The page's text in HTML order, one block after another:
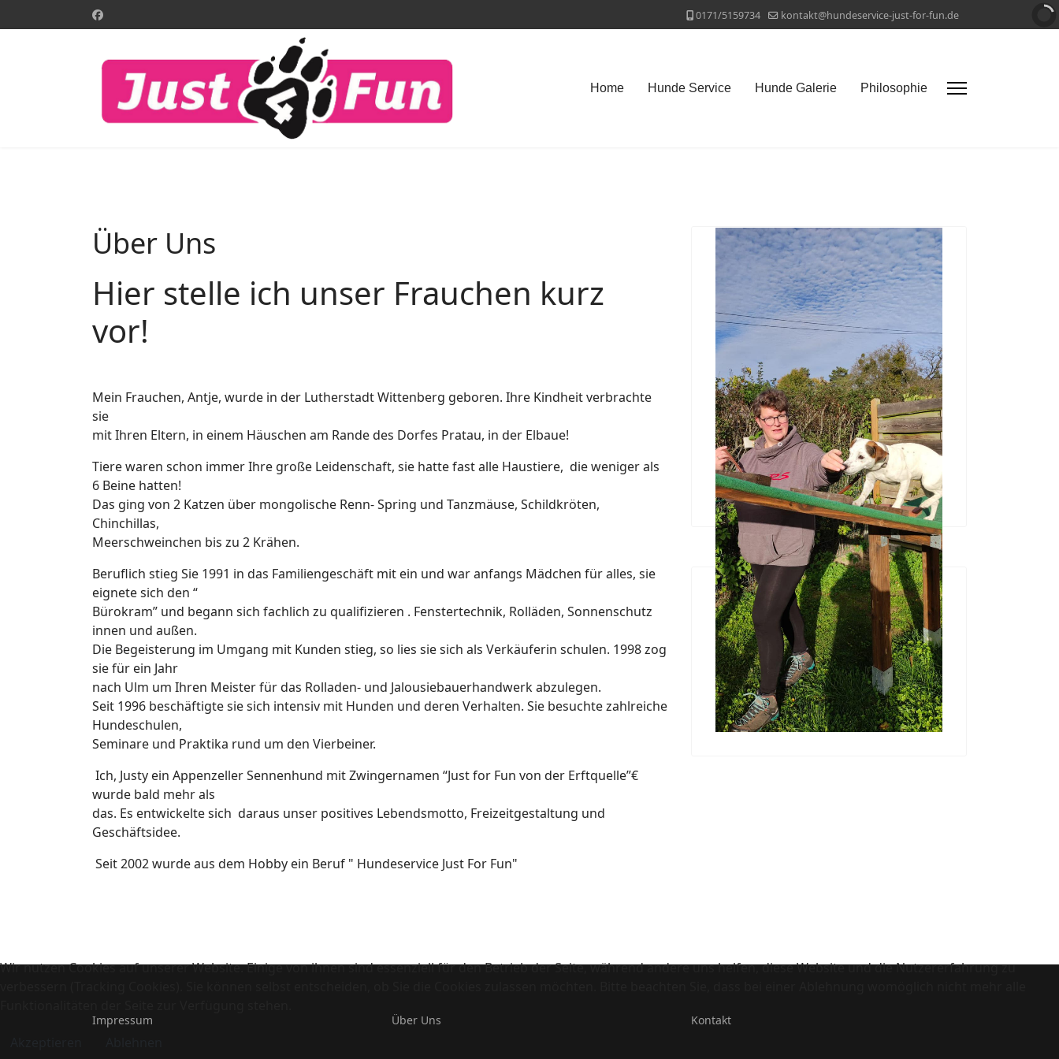
0171/5159734 kontakt@hundeservice-just-for-fun.de
Home Hunde Service Hunde Galerie Philosophie
Über Uns
Hier stelle ich unser Frauchen kurz
vor!
Mein Frauchen, Antje, wurde in der Lutherstadt Wittenberg geboren. Ihre Kindheit verbrachte
sie
mit Ihren Eltern, in einem Häuschen am Rande des Dorfes Pratau, in der Elbaue!
Tiere waren schon immer Ihre große Leidenschaft, sie hatte fast alle Haustiere, die weniger als
6 Beine hatten!
Das ging von 2 Katzen über mongolische Renn- Spring und Tanzmäuse, Schildkröten,
Chinchillas,
Meerschweinchen bis zu 2 Krähen.
Beruflich stieg Sie 1991 in das Familiengeschäft mit ein und war anfangs Mädchen für alles, sie
eignete sich den “
Bürokram” und begann sich fachlich zu qualifizieren . Fenstertechnik, Rolläden, Sonnenschutz
innen und außen.
Die Begeisterung im Umgang mit Kunden stieg, so lies sie sich als Verkäuferin schulen. 1998 zog
sie für ein Jahr
nach Ulm um Ihren Meister für das Rolladen- und Jalousiebauerhandwerk abzulegen.
Seit 1996 beschäftigte sie sich intensiv mit Hunden und deren Verhalten. Sie besuchte zahlreiche
Hundeschulen,
Seminare und Praktika rund um den Vierbeiner.
Ich, Justy ein Appenzeller Sennenhund mit Zwingernamen “Just for Fun von der Erftquelle”€
wurde bald mehr als
das. Es entwickelte sich daraus unser positives Lebendsmotto, Freizeitgestaltung und
Geschäftsidee.
Seit 2002 wurde aus dem Hobby ein Beruf " Hundeservice Just For Fun"
Termine
08 Aug. 2026;
10:30 Uhr-11:30 Uhr
Trainingsgruppe für mittlere bis
kleine Hunde
08 Aug. 2026;
11:30 Uhr-12:30 Uhr
Trainingsgruppe für die grossen
Hunde
14 Aug. 2026;
09:00 Uhr-
Hunde Kita für die Kleinen
Impressum Über Uns Kontakt
Wir nutzen Cookies auf unserer Website. Einige von ihnen sind essenziell für den Betrieb der Seite, während andere uns helfen, diese Website und die Nutzererfahrung zu